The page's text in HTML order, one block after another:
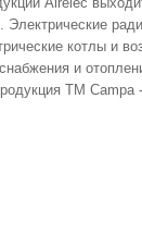
Электрические
котлы и
и
ТМ Campa